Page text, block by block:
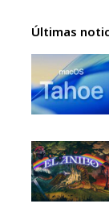
Últimas